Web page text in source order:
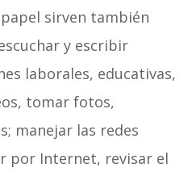
sirven también
y escribir
laborales, educativas,
tomar fotos,
manejar las redes
por Internet, revisar el